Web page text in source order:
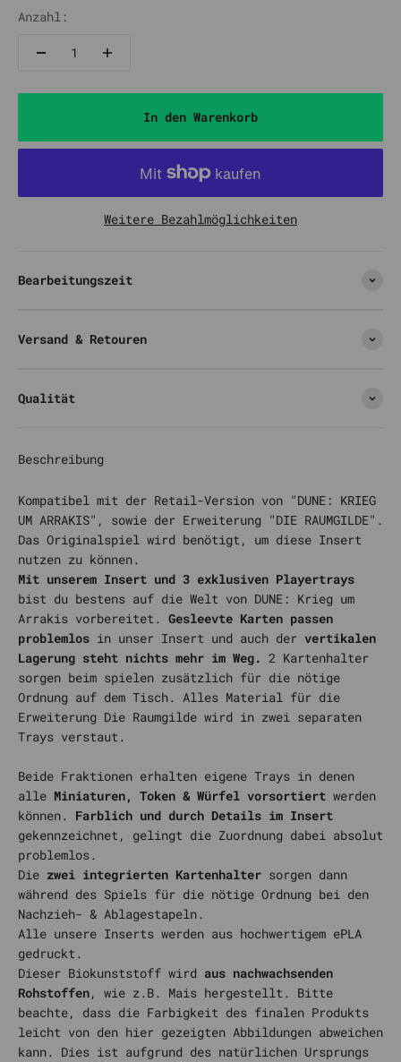
Anzahl:
In den Warenkorb
Weitere Bezahlmöglichkeiten
Bearbeitungszeit
Versand & Retouren
Qualität
Beschreibung
Kompatibel mit der Retail-Version von "DUNE: KRIEG
UM ARRAKIS", sowie der Erweiterung "DIE RAUMGILDE".
Das Originalspiel wird benötigt, um diese Insert
nutzen zu können.
Mit unserem Insert und 3 exklusiven Playertrays
bist du bestens auf die Welt von DUNE: Krieg um
Arrakis vorbereitet. Gesleevte Karten passen
problemlos in unser Insert und auch der vertikalen
Lagerung steht nichts mehr im Weg. 2 Kartenhalter
sorgen beim spielen zusätzlich für die nötige
Ordnung auf dem Tisch. Alles Material für die
Erweiterung Die Raumgilde wird in zwei separaten
Trays verstaut.
Beide Fraktionen erhalten eigene Trays in denen
alle Miniaturen, Token & Würfel vorsortiert werden
können. Farblich und durch Details im Insert
gekennzeichnet, gelingt die Zuordnung dabei absolut
problemlos.
Die zwei integrierten Kartenhalter sorgen dann
während des Spiels für die nötige Ordnung bei den
Nachzieh- & Ablagestapeln.
Alle unsere Inserts werden aus hochwertigem ePLA
gedruckt.
Dieser Biokunststoff wird aus nachwachsenden
Rohstoffen, wie z.B. Mais hergestellt. Bitte
beachte, dass die Farbigkeit des finalen Produkts
leicht von den hier gezeigten Abbildungen abweichen
kann. Dies ist aufgrund des natürlichen Ursprungs